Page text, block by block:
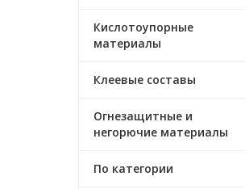
Кислотоупорные
материалы
Клеевые составы
Огнезащитные и
негорючие материалы
По категории